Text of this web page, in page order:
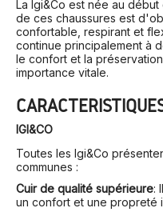
La Igi&Co est née au début
de ces chaussures est
confortable, respirant et
continue principalement à
le confort et la
importance vitale.
IGI&CO
Toutes les Igi&Co
communes :
Cuir de qualité supérieure:
un confort et une propreté